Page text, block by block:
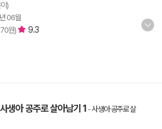
)
06월
원) 9.3
생아 공주로 살아남기 1 -사생아 공주로 살